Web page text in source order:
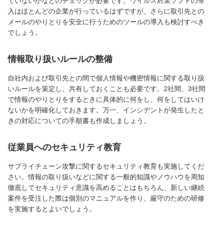
入はほとんどの企業が行っているはずですが、さらに取引先との
メールのやりとりを安全に行うためのツールの導入も検討すべき
でしょう。
情報取り扱いルールの整備
自社内および取引先との間で個人情報や機密情報に関する取り扱
いルールを策定し、共有しておくことも必要です。2社間、3社間
で情報のやりとりをするときに具体的に何をし、何をしてはいけ
ないかを明確化しておきます。万一、インシデントが発生したと
きの対応についての手順書も作成しましょう。
従業員へのセキュリティ教育
サプライチェーン攻撃に関するセキュリティ教育も実施してくだ
さい。情報の取り扱いなどに関する一般的知識やノウハウを周知
徹底してセキュリティ意識を高めることはもちろん、新しい継続
案件を受注した際は個別のマニュアルを作り、厳守のための研修
を実施するとよいでしょう。